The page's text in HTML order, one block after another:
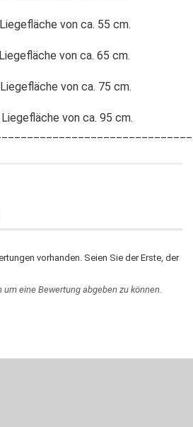
von ca. 55 cm.
von ca. 65 cm.
von ca. 75 cm.
von ca. 95 cm.
vorhanden. Seien Sie der Erste, der
eine Bewertung abgeben zu können.